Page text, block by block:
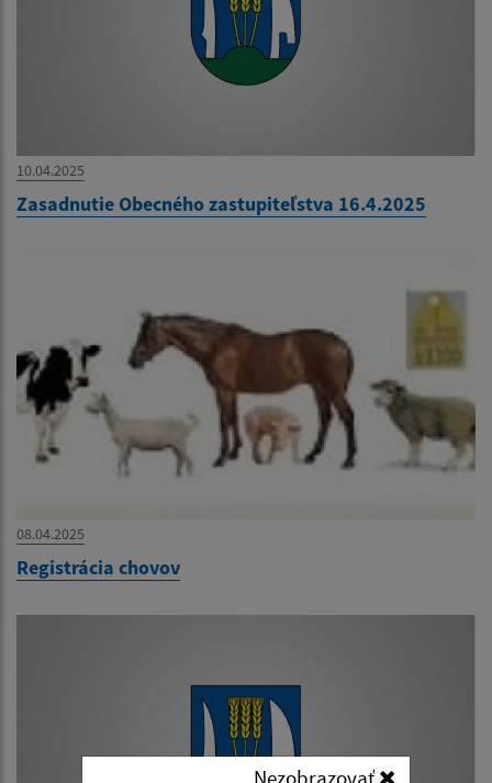
10.04.2025
Zasadnutie Obecného zastupiteľstva 16.4.2025
08.04.2025
Registrácia chovov